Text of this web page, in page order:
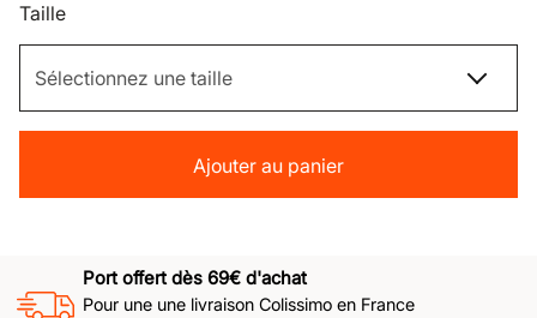
Taille
Ajouter au panier
Port offert dès 69€ d'achat
Pour une une livraison Colissimo en France